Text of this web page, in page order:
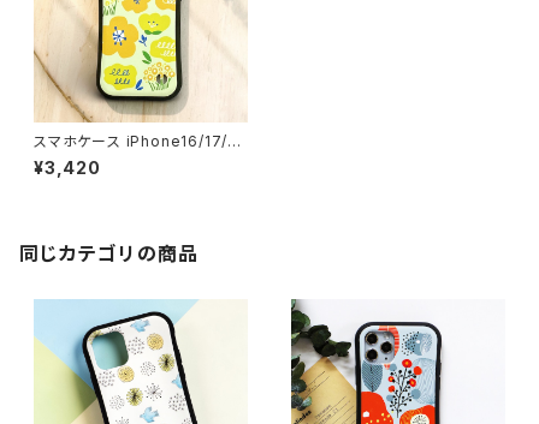
スマホケース iPhone16/17/1
5/14/SE3 グリップケース 北欧
花柄 耐衝撃 持ちやすい【カラフ
¥3,420
同じカテゴリの商品